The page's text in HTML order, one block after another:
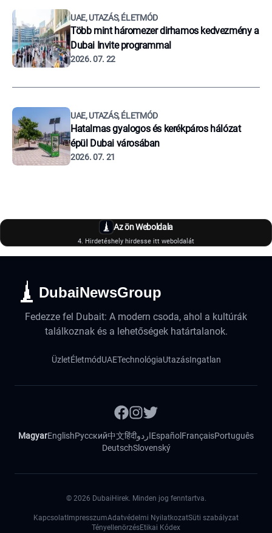
UAE, UTAZÁS, ÉLETMÓD
Több mint háromezer dirhamos kedvezmény a
Dubai Invite programmal
2026. 07. 22
UAE, UTAZÁS, ÉLETMÓD
Hatalmas gyalogos és kerékpáros hálózat
épül Dubai városában
2026. 07. 21
Az ön Weboldala
4. Hirdetéshely hirdesse itt weboldalát
DubaiNewsGroup
Fedezze fel Dubait: A modern csoda, ahol a kultúrák
találkoznak és a lehetőségek határtalanok.
ÜzletÉletmódUAETechnológiaUtazásIngatlan
MagyarEnglishРусский中文हिंदीاردوEspañol FrançaisPortuguês
DeutschSlovenský
© 2026 DubaiHirek. Minden jog fenntartva.
Kapcsolat ImpresszumAdatvédelmi NyilatkozatSüti szabályzat
TényellenörzésEtikai Kódex